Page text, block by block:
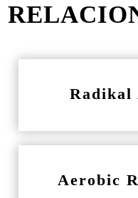
Radikal
Aerobic